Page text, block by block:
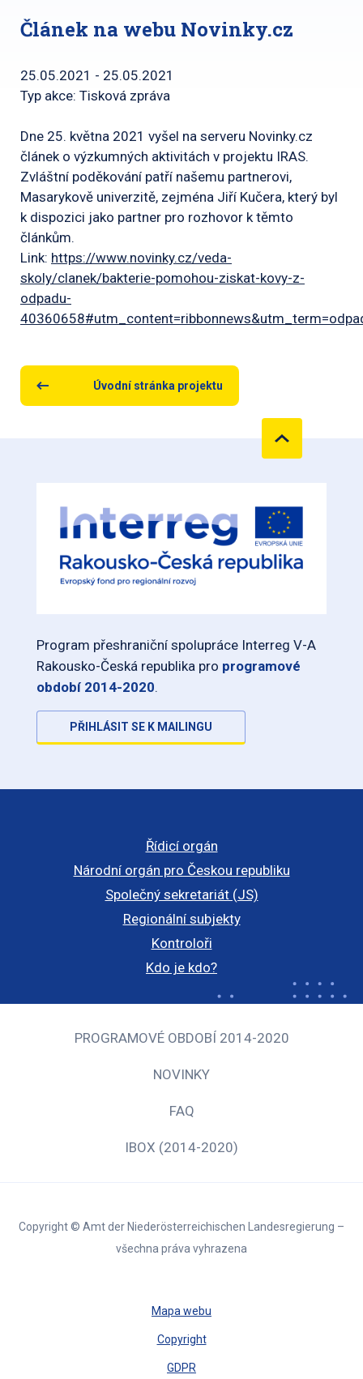
Článek na webu Novinky.cz
25.05.2021 - 25.05.2021
Typ akce: Tisková zpráva
Dne 25. května 2021 vyšel na serveru Novinky.cz
článek o výzkumných aktivitách v projektu IRAS.
Zvláštní poděkování patří našemu partnerovi,
Masarykově univerzitě, zejména Jiří Kučera, který byl
k dispozici jako partner pro rozhovor k těmto
článkům.
Link: https://www.novinky.cz/veda-
skoly/clanek/bakterie-pomohou-ziskat-kovy-z-
odpadu-
Úvodní stránka projektu
Program přeshraniční spolupráce Interreg V-A
Rakousko-Česká republika pro programové
období 2014-2020.
PŘIHLÁSIT SE K MAILINGU
Řídicí orgán
Národní orgán pro Českou republiku
Společný sekretariát (JS)
Regionální subjekty
Kontroloři
Kdo je kdo?
PROGRAMOVÉ OBDOBÍ 2014-2020
NOVINKY
FAQ
IBOX (2014-2020)
Copyright © Amt der Niederösterreichischen Landesregierung –
všechna práva vyhrazena
Mapa webu
Copyright
GDPR